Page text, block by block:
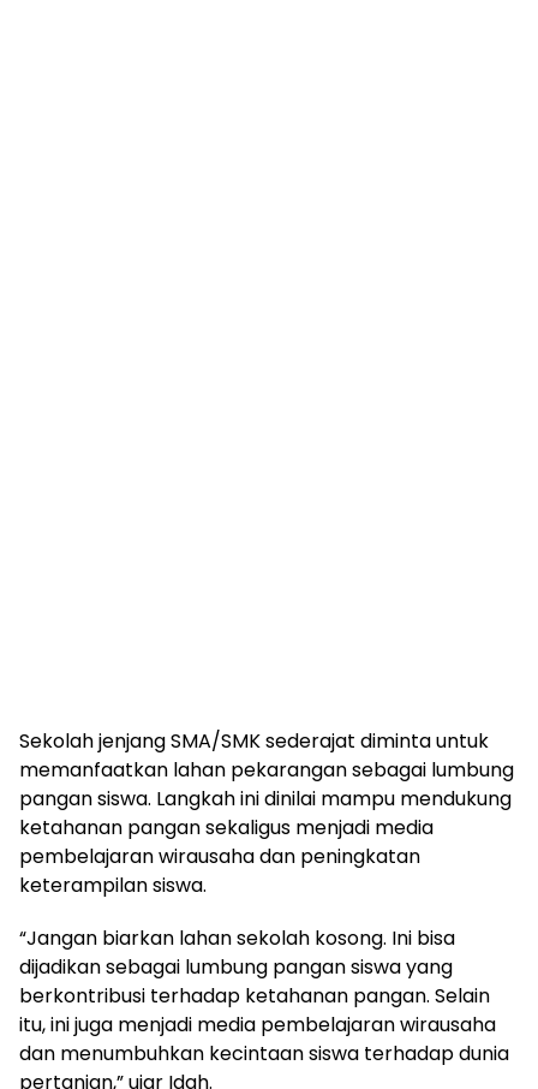
Sekolah jenjang SMA/SMK sederajat diminta untuk
memanfaatkan lahan pekarangan sebagai lumbung
pangan siswa. Langkah ini dinilai mampu mendukung
ketahanan pangan sekaligus menjadi media
pembelajaran wirausaha dan peningkatan
keterampilan siswa.
“Jangan biarkan lahan sekolah kosong. Ini bisa
dijadikan sebagai lumbung pangan siswa yang
berkontribusi terhadap ketahanan pangan. Selain
itu, ini juga menjadi media pembelajaran wirausaha
dan menumbuhkan kecintaan siswa terhadap dunia
pertanian,” ujar Idah.